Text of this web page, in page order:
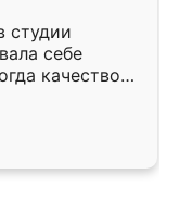
студии
себе
качеством
уже почти